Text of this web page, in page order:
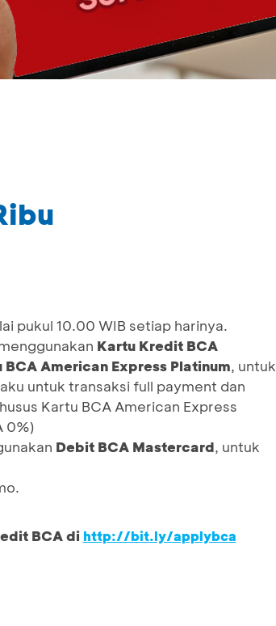
pukul 10.00 WIB setiap harinya.
Kartu Kredit BCA
American Express Platinum, untuk
untuk transaksi full payment dan
Kartu BCA American Express
0%)
Debit BCA Mastercard, untuk
BCA di http://bit.ly/applybca